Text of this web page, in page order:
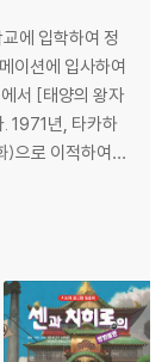
에 입학하여 정
이션에 입사하여
서 [태양의 왕자
1971년, 타카하
)으로 이적하여
화를 담당했다.
(즈이요 엔터프